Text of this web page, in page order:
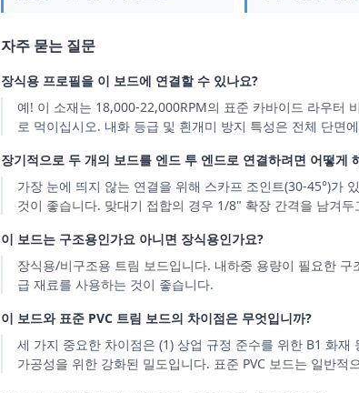
자주 묻는 질문
장식용 프로필을 이 보드에 연결할 수 있나요?
예! 이 소재는 18,000-22,000RPM의 표준 카바이드 라우터
로 먹이십시오. 내화 등급 및 흰개미 방지 특성은 전체 단면
장기적으로 두 개의 보드를 엔드 투 엔드로 연결하려면 어떻게
가장 눈에 띄지 않는 연결을 위해 스카프 조인트(30-45°)가
것이 좋습니다. 맞대기 접합의 경우 1/8" 확장 간격을 남겨
이 보드는 구조용인가요 아니면 장식용인가요?
장식용/비구조용 트림 보드입니다. 내하중 용량이 필요한
급 재료를 사용하는 것이 좋습니다.
이 보드와 표준 PVC 트림 보드의 차이점은 무엇입니까?
세 가지 중요한 차이점은 (1) 상업 규정 준수를 위한 B1 화
가공성을 위한 강화된 밀도입니다. 표준 PVC 보드는 일반